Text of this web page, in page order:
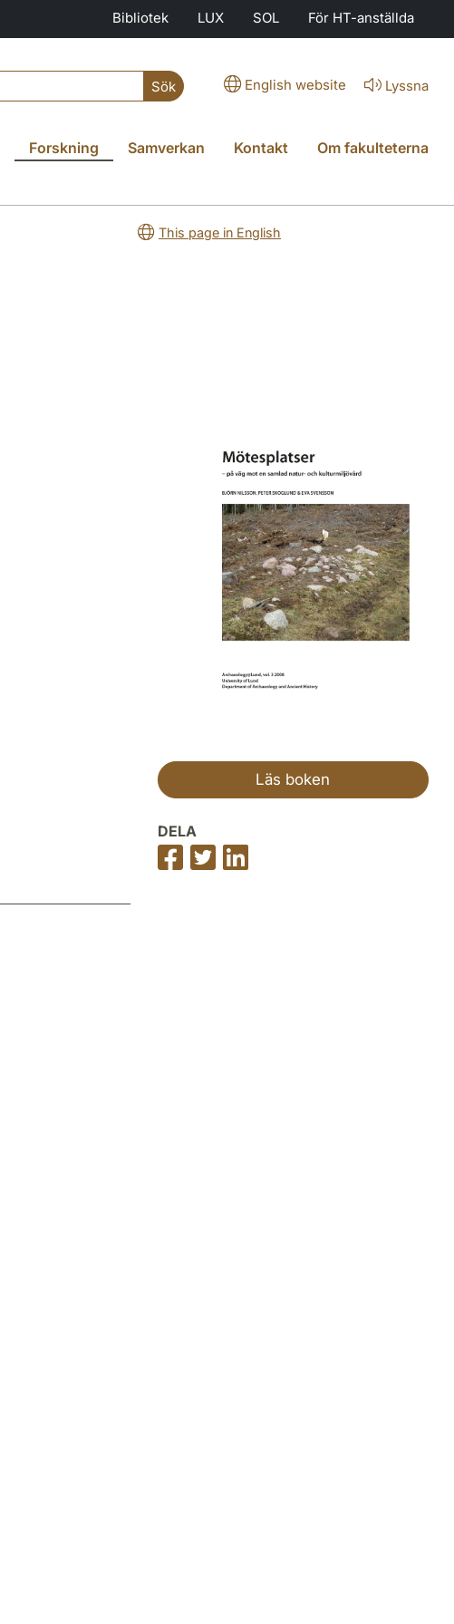
Bibliotek LUX SOL För HT-anställda
Sök English website Lyssna
Forskning Samverkan Kontakt Om fakulteterna
This page in English
Läs boken
DELA
Dela
på
Dela
på
på